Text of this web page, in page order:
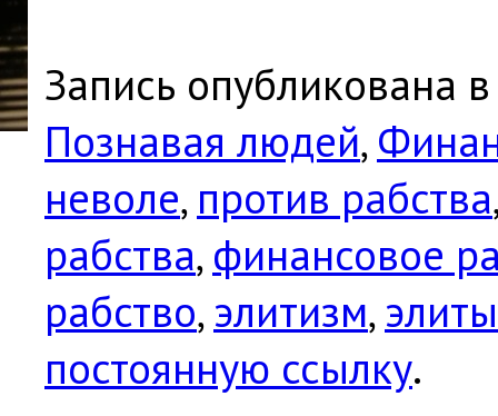
Запись опубликована
Познавая людей,
неволе, против рабства
рабства,финансовое
рабство,элитизм,элиты
постоянную ссылку.